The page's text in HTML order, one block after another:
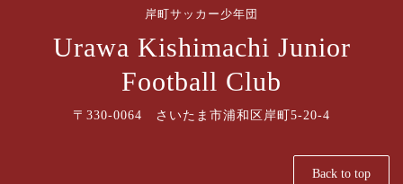
岸町サッカー少年団
Urawa Kishimachi Junior
Football Club
〒330-0064 さいたま市浦和区岸町5-20-4
Back to top